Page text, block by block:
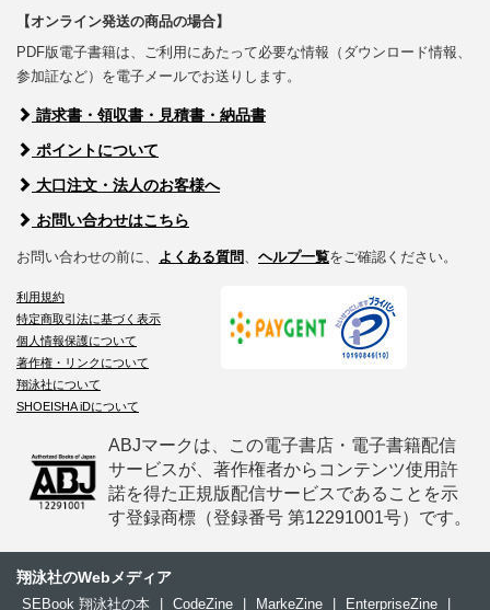
【オンライン発送の商品の場合】
PDF版電子書籍は、ご利用にあたって必要な情報（ダウンロード情報、
参加証など）を電子メールでお送りします。
請求書・領収書・見積書・納品書
ポイントについて
大口注文・法人のお客様へ
お問い合わせはこちら
お問い合わせの前に、 よくある質問、 ヘルプ一覧をご確認ください。
利用規約
特定商取引法に基づく表示
個人情報保護について
著作権・リンクについて
翔泳社について
SHOEISHA iDについて
ABJマークは、この電子書店・電子書籍配信
サービスが、著作権者からコンテンツ使用許
諾を得た正規版配信サービスであることを示
す登録商標（登録番号 第12291001号）です。
翔泳社のWebメディア
SEBook 翔泳社の本 CodeZine MarkeZine EnterpriseZine